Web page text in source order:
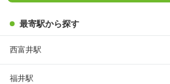
最寄駅から探す
西富井駅
福井駅